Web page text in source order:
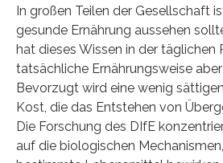
In großen Teilen der Gesellschaft
gesunde Ernährung aussehen
hat dieses Wissen in der täglichen
tatsächliche Ernährungsweise
Bevorzugt wird eine wenig
Kost, die das Entstehen von
Die Forschung des DIfE
auf die biologischen